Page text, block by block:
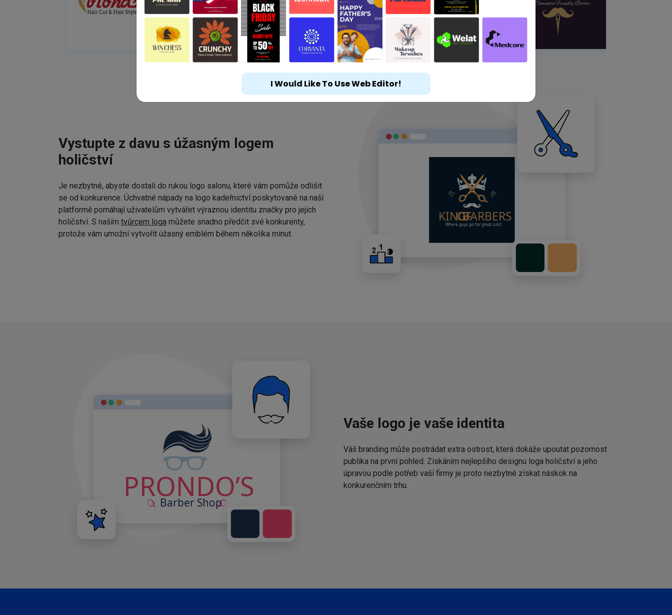
Vystupte z davu s úžasným logem
holičství
Je nezbytné, abyste dostali do rukou logo salonu, které vám pomůže odlišit
se od konkurence. Úchvatné nápady na logo kadeřnictví poskytované na naší
platformě pomáhají uživatelům vytvářet výraznou identitu značky pro jejich
holičství. S naším tvůrcem loga můžete snadno předčit své konkurenty,
protože vám umožní vytvořit úžasný emblém během několika minut.
Vaše logo je vaše identita
Váš branding může postrádat extra ostrost, která dokáže upoutat pozornost
publika na první pohled. Získáním nejlepšího designu loga holičství a jeho
úpravou podle potřeb vaší firmy je proto nezbytné získat náskok na
konkurenčním trhu.
I Would Like To Use Web Editor!